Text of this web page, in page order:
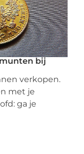
bij
verkopen.
met je
ga je